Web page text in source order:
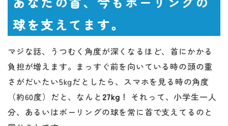
球を支えてます。
マジな話、うつむく角度が深くなるほど、首にかかる
負担が増えます。まっすぐ前を向いている時の頭の重
さがだいたい5kgだとしたら、スマホを見る時の角度
（約60度）だと、なんと 27kg ！ それって、小学生一人
分、あるいはボーリングの球を常に首で支えてるのと